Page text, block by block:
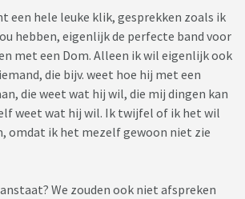
een hele leuke klik, gesprekken zoals ik
hebben, eigenlijk de perfecte band voor
met een Dom. Alleen ik wil eigenlijk ook
die bijv. weet hoe hij met een
die weet wat hij wil, die mij dingen kan
weet wat hij wil. Ik twijfel of ik het wil
omdat ik het mezelf gewoon niet zie
We zouden ook niet afspreken